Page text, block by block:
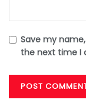
Save my
the next time I